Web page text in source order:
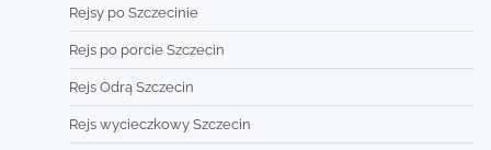
Rejsy po Szczecinie
Rejs po porcie Szczecin
Rejs Odrą Szczecin
Rejs wycieczkowy Szczecin